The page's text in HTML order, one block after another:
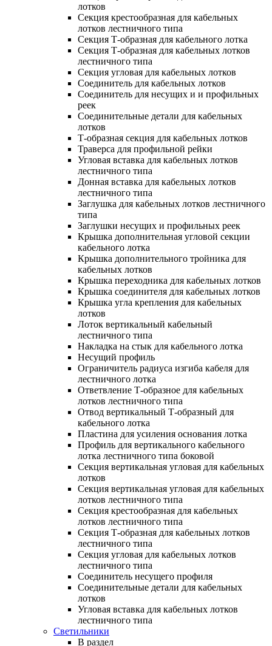
лотков
Секция крестообразная для кабельных
лотков лестничного типа
Секция Т-образная для кабельного лотка
Секция Т-образная для кабельных лотков
лестничного типа
Секция угловая для кабельных лотков
Соединитель для кабельных лотков
Соединитель для несущих и и профильных
реек
Соединительные детали для кабельных
лотков
Т-образная секция для кабельных лотков
Траверса для профильной рейки
Угловая вставка для кабельных лотков
лестничного типа
Донная вставка для кабельных лотков
лестничного типа
Заглушка для кабельных лотков лестничного
типа
Заглушки несущих и профильных реек
Крышка дополнительная угловой секции
кабельного лотка
Крышка дополнительного тройника для
кабельных лотков
Крышка переходника для кабельных лотков
Крышка соединителя для кабельных лотков
Крышка угла крепления для кабельных
лотков
Лоток вертикальный кабельный
лестничного типа
Накладка на стык для кабельного лотка
Несущий профиль
Ограничитель радиуса изгиба кабеля для
лестничного лотка
Ответвление Т-образное для кабельных
лотков лестничного типа
Отвод вертикальный Т-образный для
кабельного лотка
Пластина для усиления основания лотка
Профиль для вертикального кабельного
лотка лестничного типа боковой
Секция вертикальная угловая для кабельных
лотков
Секция вертикальная угловая для кабельных
лотков лестничного типа
Секция крестообразная для кабельных
лотков лестничного типа
Секция Т-образная для кабельных лотков
лестничного типа
Секция угловая для кабельных лотков
лестничного типа
Соединитель несущего профиля
Соединительные детали для кабельных
лотков
Угловая вставка для кабельных лотков
лестничного типа
Светильники
В раздел